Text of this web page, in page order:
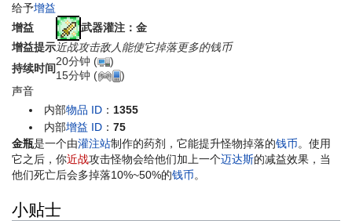
给予增益
增益
武器灌注：金
增益提示近战攻击敌人能使它掉落更多的钱币
持续时间
20分钟 (
)
15分钟 (
)
声音
内部物品 ID ： 1355
内部增益 ID ：75
金瓶是一个由灌注站制作的药剂，它能提升怪物掉落的钱币。使用
它之后，你近战攻击怪物会给他们加上一个迈达斯的减益效果，当
他们死亡后会多掉落10%~50%的钱币。
小贴士